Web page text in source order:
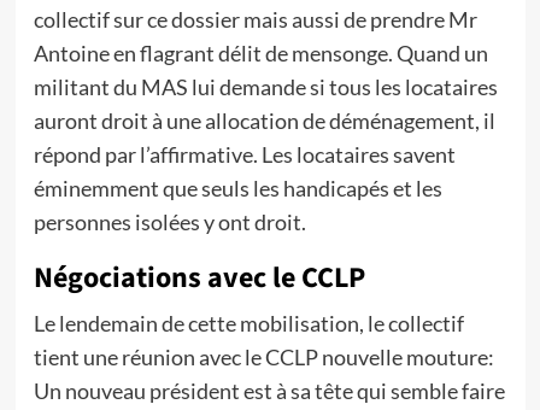
collectif sur ce dossier mais aussi de prendre Mr
Antoine en flagrant délit de mensonge. Quand un
militant du MAS lui demande si tous les locataires
auront droit à une allocation de déménagement, il
répond par l’affirmative. Les locataires savent
éminemment que seuls les handicapés et les
personnes isolées y ont droit.
Négociations avec le CCLP
Le lendemain de cette mobilisation, le collectif
tient une réunion avec le CCLP nouvelle mouture:
Un nouveau président est à sa tête qui semble faire